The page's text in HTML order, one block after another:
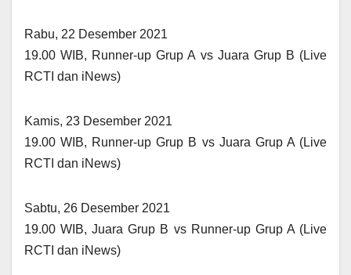
Rabu, 22 Desember 2021
19.00 WIB, Runner-up Grup A vs Juara Grup B (Live
RCTI dan iNews)
Kamis, 23 Desember 2021
19.00 WIB, Runner-up Grup B vs Juara Grup A (Live
RCTI dan iNews)
Sabtu, 26 Desember 2021
19.00 WIB, Juara Grup B vs Runner-up Grup A (Live
RCTI dan iNews)